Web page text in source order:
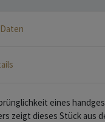
eines
zeigt dieses Stück aus